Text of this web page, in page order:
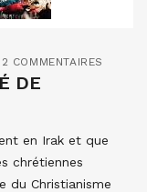
2 COMMENTAIRES
DE
en Irak et que
chrétiennes
du Christianisme